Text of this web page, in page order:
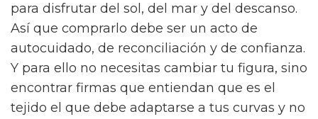
para disfrutar del sol, del mar y del descanso.
Así que comprarlo debe ser un acto de
autocuidado, de reconciliación y de confianza.
Y para ello no necesitas cambiar tu figura, sino
encontrar firmas que entiendan que es el
tejido el que debe adaptarse a tus curvas y no